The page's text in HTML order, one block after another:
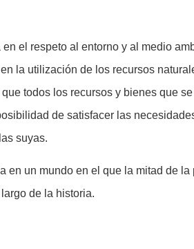
el respeto al entorno y al medio
la utilización de los recursos
todos los recursos y bienes que
de satisfacer las
suyas.
en un mundo en el que la mitad de
de la historia.